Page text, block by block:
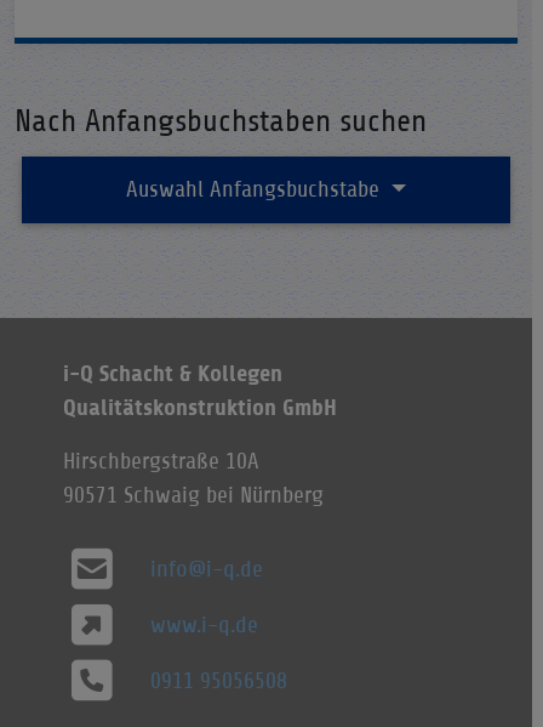
Nach Anfangsbuchstaben suchen
Auswahl Anfangsbuchstabe
i-Q Schacht & Kollegen
Qualitätskonstruktion GmbH
Hirschbergstraße 10A
90571 Schwaig bei Nürnberg
info@i-q.de
www.i-q.de
0911 95056508